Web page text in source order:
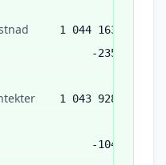
1 044 163
-235
1 043 928
-104